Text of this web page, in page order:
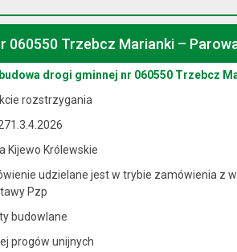
060550 Trzebcz Marianki –
drogi gminnej nr 060550 Trzebcz
rozstrzygania
Kijewo Królewskie
udzielane jest w trybie zamówienia z
Pzp
budowlane
progów unijnych